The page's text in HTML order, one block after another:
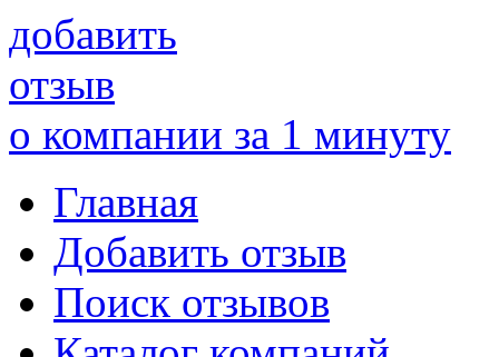
добавить
отзыв
о компании за 1 минуту
Главная
Добавить отзыв
Поиск отзывов